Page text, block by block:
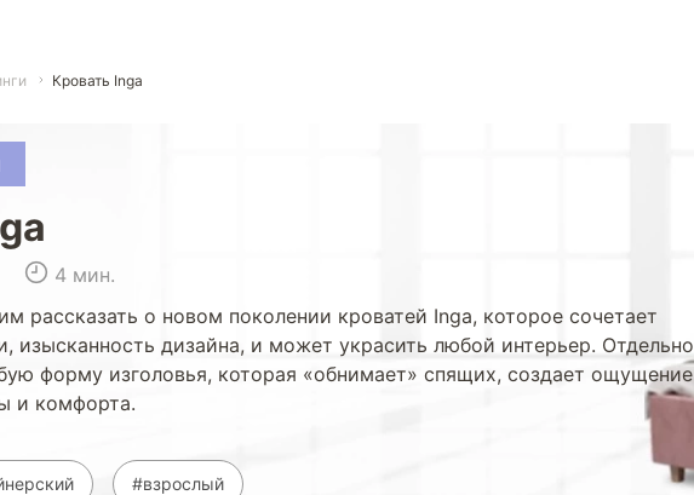
Кровать Inga
4 мин.
рассказать о новом поколении кроватей Inga, которое сочетает
изысканность дизайна, и может украсить любой интерьер. Отдельно
форму изголовья, которая «обнимает» спящих, создает ощущение
и комфорта.
#взрослый